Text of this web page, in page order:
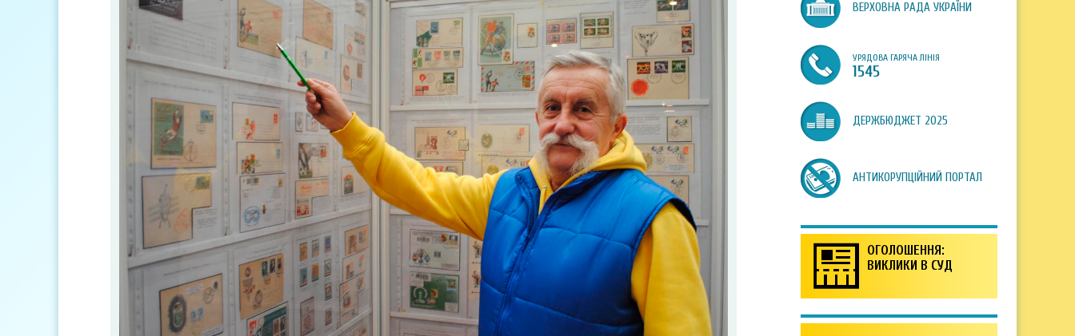
ВЕРХОВНА РАДА УКРАЇНИ
УРЯДОВА ГАРЯЧА ЛІНІЯ
1545
ДЕРЖБЮДЖЕТ 2025
АНТИКОРУПЦІЙНИЙ ПОРТАЛ
ОГОЛОШЕННЯ:
ВИКЛИКИ В СУД